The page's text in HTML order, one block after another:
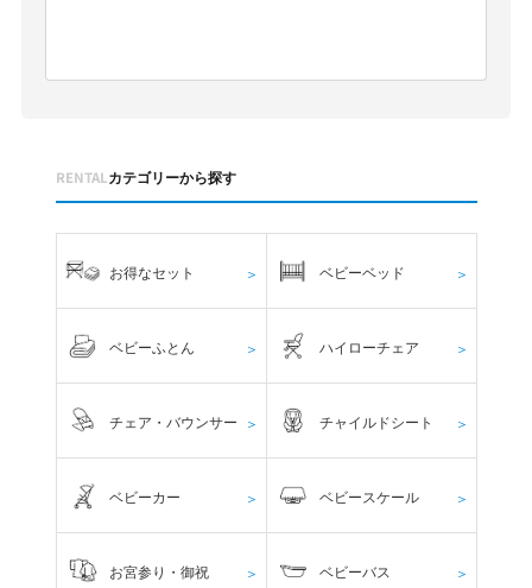
RENTALカテゴリーから探す
お得なセット ＞ ベビーベッド ＞
ベビーふとん ＞ ハイローチェア ＞
チェア・バウンサー ＞ チャイルドシート ＞
ベビーカー ＞ ベビースケール ＞
お宮参り・御祝 ＞ ベビーバス ＞